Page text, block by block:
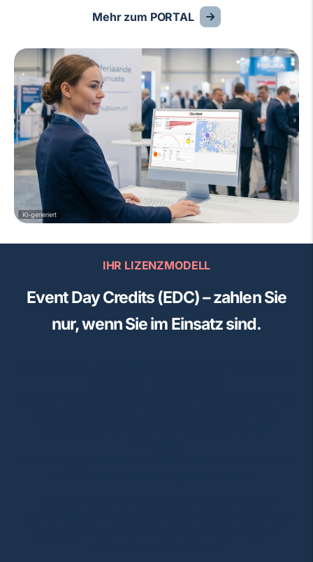
KI-generiert
Mehr zum PORTAL
IHR LIZENZMODELL
Event Day Credits (EDC) – zahlen Sie
nur, wenn Sie im Einsatz sind.